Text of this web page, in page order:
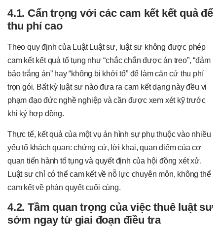
4.1. Cẩn trọng với các cam kết kết quả để
thu phí cao
Theo quy định của Luật Luật sư, luật sư không được phép
cam kết kết quả tố tụng như “chắc chắn được án treo”, “đảm
bảo trắng án” hay “không bị khởi tố” để làm căn cứ thu phí
trọn gói. Bất kỳ luật sư nào đưa ra cam kết dạng này đều vi
phạm đạo đức nghề nghiệp và cần được xem xét kỹ trước
khi ký hợp đồng.
Thực tế, kết quả của một vụ án hình sự phụ thuộc vào nhiều
yếu tố khách quan: chứng cứ, lời khai, quan điểm của cơ
quan tiến hành tố tụng và quyết định của hội đồng xét xử.
Luật sư chỉ có thể cam kết về nỗ lực chuyên môn, không thể
cam kết về phán quyết cuối cùng.
4.2. Tầm quan trọng của việc thuê luật sư
sớm ngay từ giai đoạn điều tra